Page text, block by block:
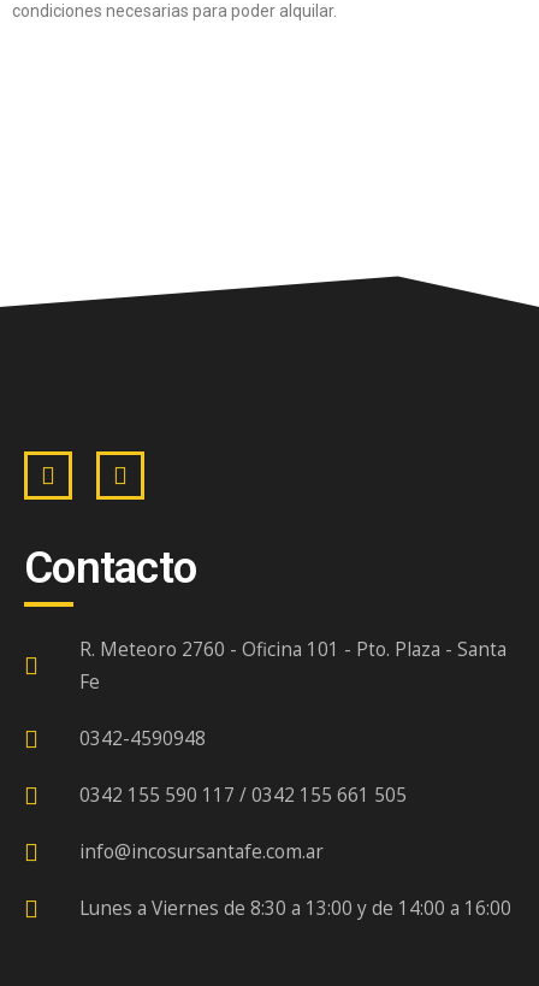
condiciones necesarias para poder alquilar.
Contacto
R. Meteoro 2760 - Oficina 101 - Pto. Plaza - Santa
Fe
0342-4590948
0342 155 590 117 / 0342 155 661 505
info@incosursantafe.com.ar
Lunes a Viernes de 8:30 a 13:00 y de 14:00 a 16:00